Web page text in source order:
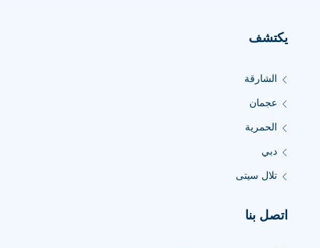
يكتشف
الشارقة
عجمان
الحمرية
دبي
تلال سيتى
اتصل بنا